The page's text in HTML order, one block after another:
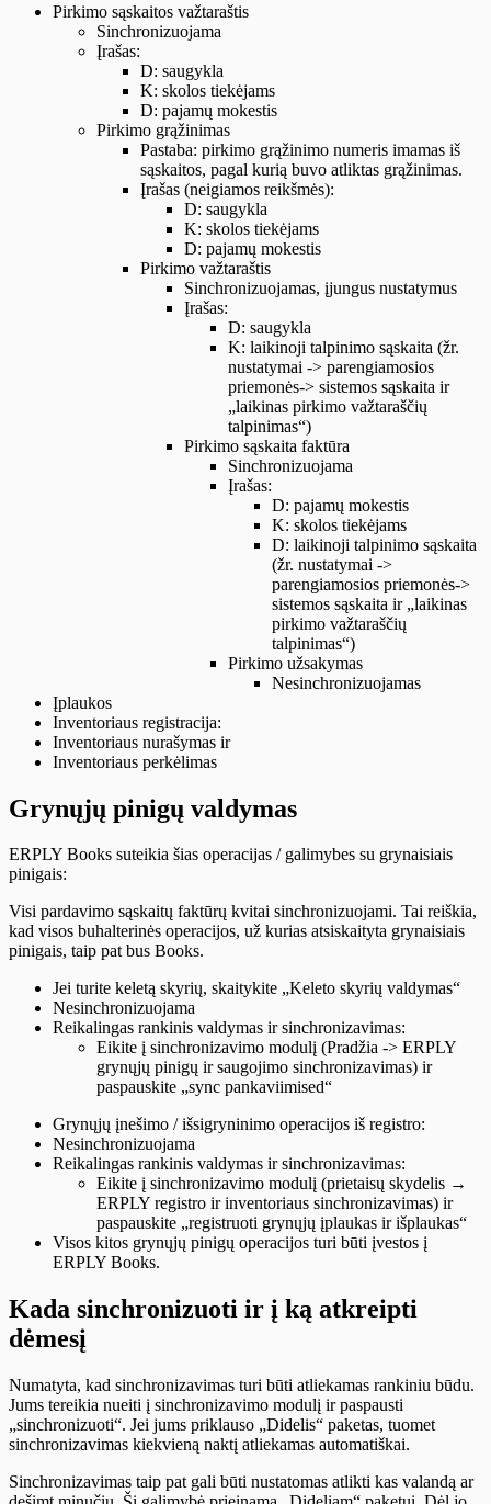
Pirkimo sąskaitos važtaraštis
Sinchronizuojama
Įrašas:
D: saugykla
K: skolos tiekėjams
D: pajamų mokestis
Pirkimo grąžinimas
Pastaba: pirkimo grąžinimo numeris imamas iš
sąskaitos, pagal kurią buvo atliktas grąžinimas.
Įrašas (neigiamos reikšmės):
D: saugykla
K: skolos tiekėjams
D: pajamų mokestis
Pirkimo važtaraštis
Sinchronizuojamas, įjungus nustatymus
Įrašas:
D: saugykla
K: laikinoji talpinimo sąskaita (žr.
nustatymai -> parengiamosios
priemonės-> sistemos sąskaita ir
„laikinas pirkimo važtaraščių
talpinimas“)
Pirkimo sąskaita faktūra
Sinchronizuojama
Įrašas:
D: pajamų mokestis
K: skolos tiekėjams
D: laikinoji talpinimo sąskaita
(žr. nustatymai ->
parengiamosios priemonės->
sistemos sąskaita ir „laikinas
pirkimo važtaraščių
talpinimas“)
Pirkimo užsakymas
Nesinchronizuojamas
Įplaukos
Inventoriaus registracija:
Inventoriaus nurašymas ir
Inventoriaus perkėlimas
Grynųjų pinigų valdymas
ERPLY Books suteikia šias operacijas / galimybes su grynaisiais
pinigais:
Visi pardavimo sąskaitų faktūrų kvitai sinchronizuojami. Tai reiškia,
kad visos buhalterinės operacijos, už kurias atsiskaityta grynaisiais
pinigais, taip pat bus Books.
Jei turite keletą skyrių, skaitykite „Keleto skyrių valdymas“
Nesinchronizuojama
Reikalingas rankinis valdymas ir sinchronizavimas:
Eikite į sinchronizavimo modulį (Pradžia -> ERPLY
grynųjų pinigų ir saugojimo sinchronizavimas) ir
paspauskite „sync pankaviimised“
Grynųjų įnešimo / išsigryninimo operacijos iš registro:
Nesinchronizuojama
Reikalingas rankinis valdymas ir sinchronizavimas:
Eikite į sinchronizavimo modulį (prietaisų skydelis →
ERPLY registro ir inventoriaus sinchronizavimas) ir
paspauskite „registruoti grynųjų įplaukas ir išplaukas“
Visos kitos grynųjų pinigų operacijos turi būti įvestos į
ERPLY Books.
Kada sinchronizuoti ir į ką atkreipti
dėmesį
Numatyta, kad sinchronizavimas turi būti atliekamas rankiniu būdu.
Jums tereikia nueiti į sinchronizavimo modulį ir paspausti
„sinchronizuoti“. Jei jums priklauso „Didelis“ paketas, tuomet
sinchronizavimas kiekvieną naktį atliekamas automatiškai.
Sinchronizavimas taip pat gali būti nustatomas atlikti kas valandą ar